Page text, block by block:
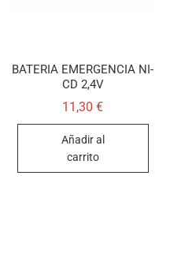
BATERIA EMERGENCIA NI-
CD 2,4V
11,30€
Añadir al
carrito